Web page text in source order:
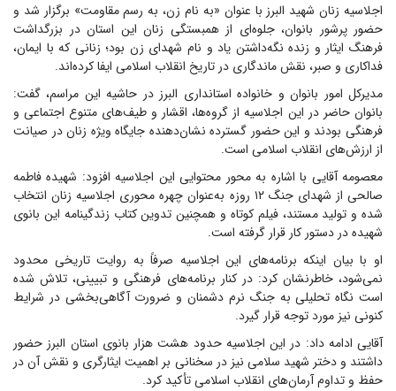
اجلاسیه زنان شهید البرز با عنوان «به نام زن، به رسم مقاومت» برگزار شد و
حضور پرشور بانوان، جلوه‌ای از همبستگی زنان این استان در بزرگداشت
فرهنگ ایثار و زنده نگه‌داشتن یاد و نام شهدای زن بود؛ زنانی که با ایمان،
فداکاری و صبر، نقش ماندگاری در تاریخ انقلاب اسلامی ایفا کرده‌اند.
مدیرکل امور بانوان و خانواده استانداری البرز در حاشیه این مراسم، گفت:
بانوان حاضر در این اجلاسیه از گروه‌ها، اقشار و طیف‌های متنوع اجتماعی و
فرهنگی بودند و این حضور گسترده نشان‌دهنده جایگاه ویژه زنان در صیانت
از ارزش‌های انقلاب اسلامی است.
معصومه آقایی با اشاره به محور محتوایی این اجلاسیه افزود: شهیده فاطمه
صالحی از شهدای جنگ ۱۲ روزه به‌عنوان چهره محوری اجلاسیه زنان انتخاب
شده و تولید مستند، فیلم کوتاه و همچنین تدوین کتاب زندگینامه این بانوی
شهیده در دستور کار قرار گرفته است.
او با بیان اینکه برنامه‌های این اجلاسیه صرفاً به روایت تاریخی محدود
نمی‌شود، خاطرنشان کرد: در کنار برنامه‌های فرهنگی و تبیینی، تلاش شده
است نگاه تحلیلی به جنگ نرم دشمنان و ضرورت آگاهی‌بخشی در شرایط
کنونی نیز مورد توجه قرار گیرد.
آقایی ادامه داد: در این اجلاسیه حدود هشت هزار بانوی استان البرز حضور
داشتند و دختر شهید سلامی نیز در سخنانی بر اهمیت ایثارگری و نقش آن در
حفظ و تداوم آرمان‌های انقلاب اسلامی تأکید کرد.